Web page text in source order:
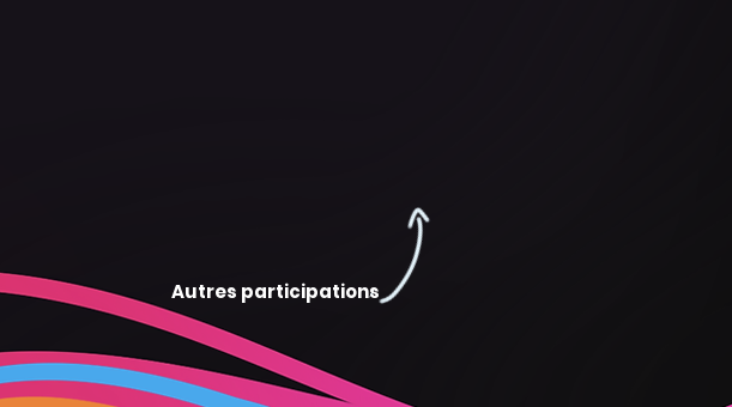
Autres participations